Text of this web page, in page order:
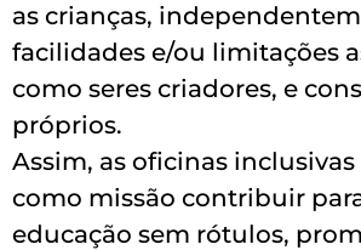
as crianças,
facilidades e/ou limitações
como seres criadores, e
próprios.
Assim, as oficinas
como missão contribuir
educação sem rótulos,